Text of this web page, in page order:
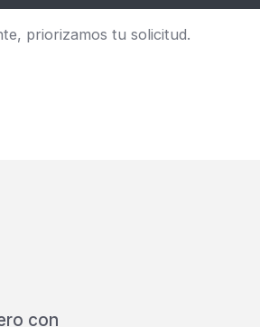
priorizamos tu solicitud.
con